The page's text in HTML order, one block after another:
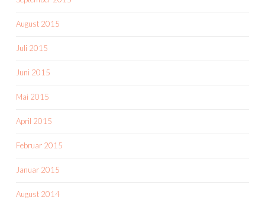
August 2015
Juli 2015
Juni 2015
Mai 2015
April 2015
Februar 2015
Januar 2015
August 2014